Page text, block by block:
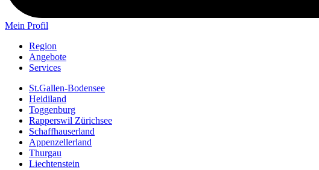
Mein Profil
Region
Angebote
Services
St.Gallen-Bodensee
Heidiland
Toggenburg
Rapperswil Zürichsee
Schaffhauserland
Appenzellerland
Thurgau
Liechtenstein